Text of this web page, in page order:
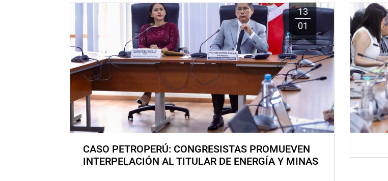
13
01
CASO PETROPERÚ: CONGRESISTAS PROMUEVEN
INTERPELACIÓN AL TITULAR DE ENERGÍA Y MINAS